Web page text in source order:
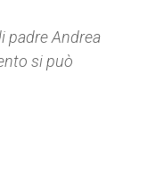
padre Andrea
si può